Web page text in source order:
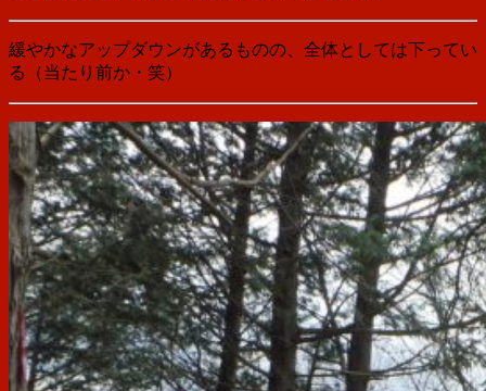
緩やかなアップダウンがあるものの、全体としては下ってい
る（当たり前か・笑）